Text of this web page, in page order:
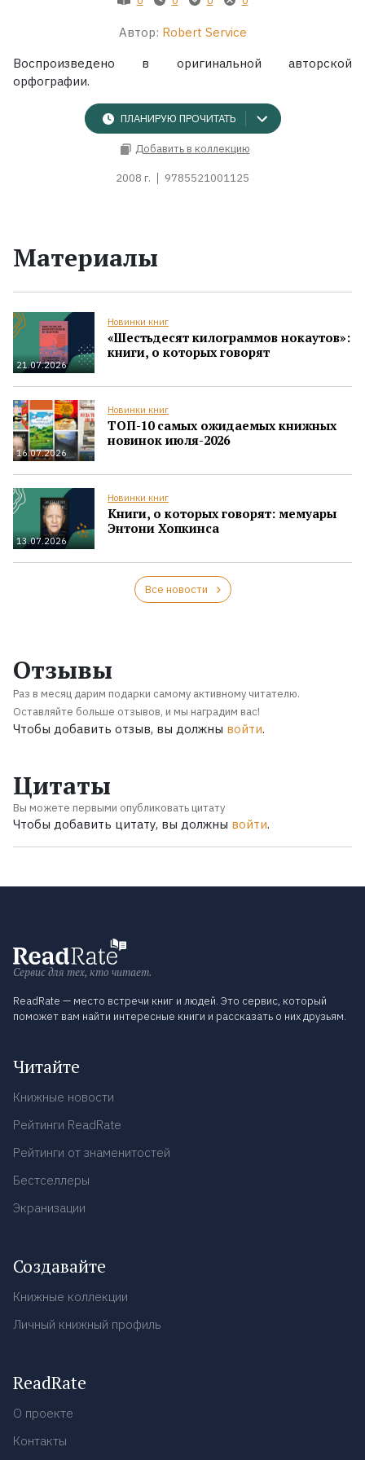
Серии
Экранизации
Автор: Robert Service
Воспроизведено в оригинальной авторской
орфографии.
ПЛАНИРУЮ ПРОЧИТАТЬ
Добавить в коллекцию
2008 г. 9785521001125
Материалы
21.07.2026
Новинки книг
«Шестьдесят килограммов нокаутов»:
книги, о которых говорят
16.07.2026
Новинки книг
ТОП-10 самых ожидаемых книжных
новинок июля-2026
13.07.2026
Новинки книг
Книги, о которых говорят: мемуары
Энтони Хопкинса
Все новости
Отзывы
Раз в месяц дарим подарки самому активному читателю.
Оставляйте больше отзывов, и мы наградим вас!
Чтобы добавить отзыв, вы должны войти.
Цитаты
Вы можете первыми опубликовать цитату
Чтобы добавить цитату, вы должны войти.
Сервис для тех, кто читает.
ReadRate — место встречи книг и людей. Это сервис, который
поможет вам найти интересные книги и рассказать о них друзьям.
Читайте
Книжные новости
Рейтинги ReadRate
Рейтинги от знаменитостей
Бестселлеры
Экранизации
Создавайте
Книжные коллекции
Личный книжный профиль
ReadRate
О проекте
Контакты